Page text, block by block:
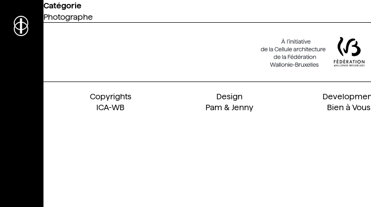
i nstitutculturel
Wallonie-Bruxelles
Catégorie
Photographe
ICA-WB Pam & Jenny Bien à Vous